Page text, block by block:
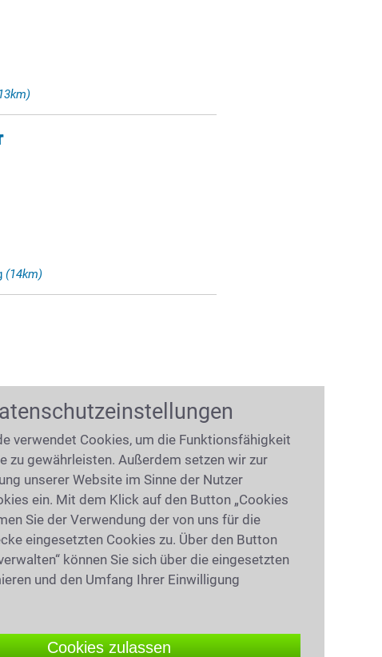
(14km)
(14km)
verwendet Cookies, um die Funktionsfähigkeit
zu gewährleisten. Außerdem setzen wir zur
unserer Website im Sinne der Nutzer
ein. Mit dem Klick auf den Button „Cookies
Sie der Verwendung der von uns für die
eingesetzten Cookies zu. Über den Button
können Sie sich über die eingesetzten
und den Umfang Ihrer Einwilligung
Cookies zulassen